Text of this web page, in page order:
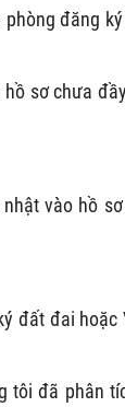
phòng đăng
sơ chưa
vào hồ
đất đai hoặc
tôi đã phân